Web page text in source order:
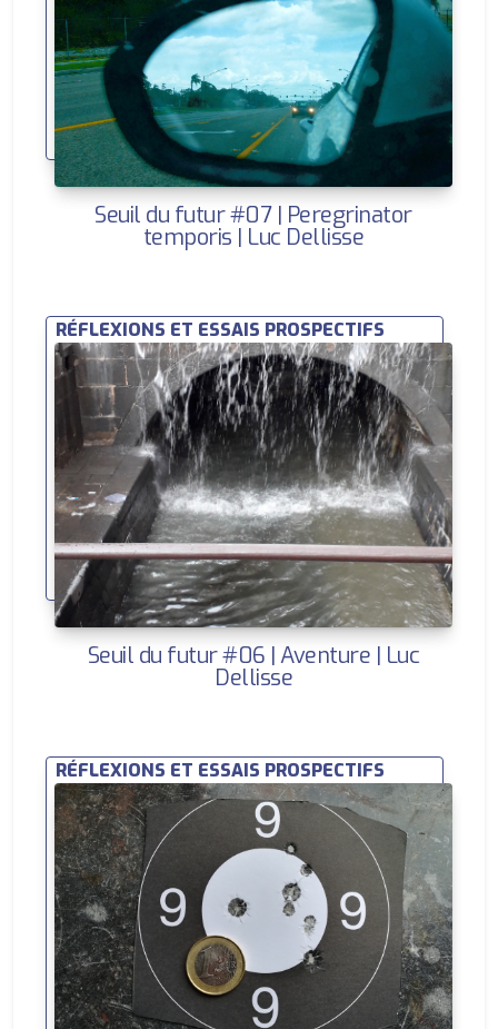
Seuil du futur #07 | Peregrinator
temporis | Luc Dellisse
RÉFLEXIONS ET ESSAIS PROSPECTIFS
Seuil du futur #06 | Aventure | Luc
Dellisse
RÉFLEXIONS ET ESSAIS PROSPECTIFS